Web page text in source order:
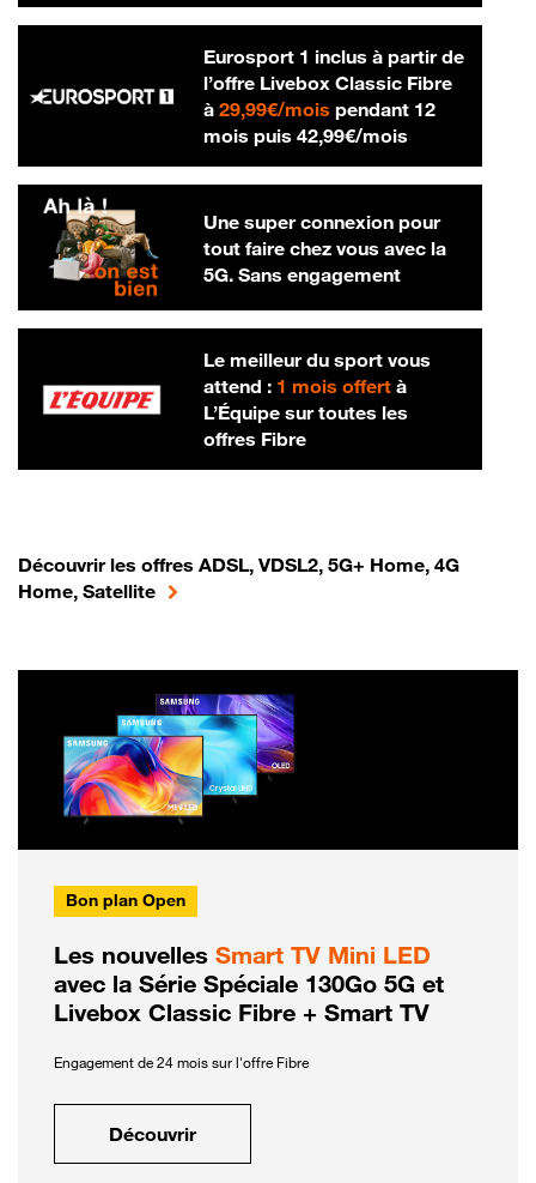
Eurosport 1 inclus à partir de
l’offre Livebox Classic Fibre
à 29,99€/mois29,99 € par mois
pendant 12
mois puis 42,99€/mois42,99 € par
Une super connexion pour
tout faire chez vous avec la
5G. Sans engagement
Le meilleur du sport vous
attend : 1 mois offertà
L’Équipe sur toutes les
offres Fibre
Découvrir les offres ADSL, VDSL2, 5G+ Home, 4G
Home, Satellite
Bon plan Open
Les nouvelles Smart TV Mini LED
avec la Série Spéciale 130Go 5G et
Livebox Classic Fibre + Smart TV
Engagement de 24 mois sur l'offre Fibre
Découvrir